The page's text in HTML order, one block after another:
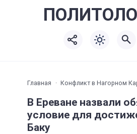
ПОЛИТО
Главная Конфликт в Нагорном
В Ереване назвали
условие для
Баку